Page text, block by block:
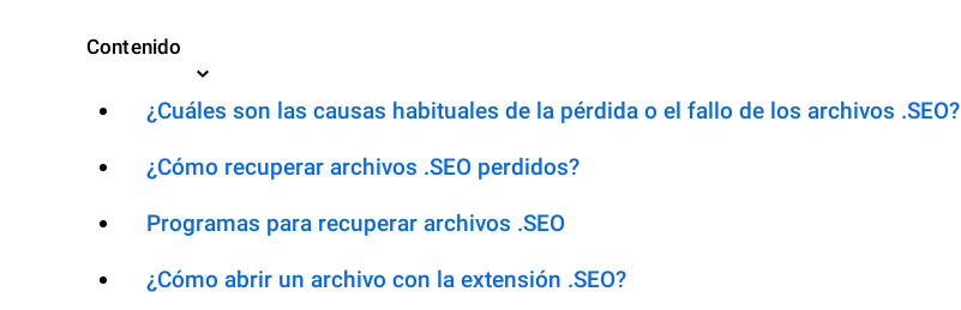
Contenido
¿Cuáles son las causas habituales de la pérdida o el fallo de los archivos .SEO?
¿Cómo recuperar archivos .SEO perdidos?
Programas para recuperar archivos .SEO
¿Cómo abrir un archivo con la extensión .SEO?